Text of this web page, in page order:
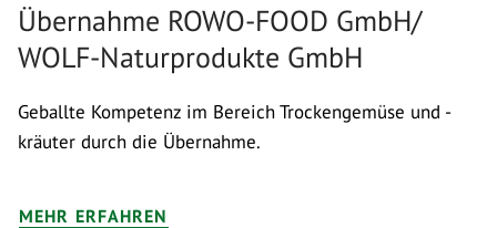
Übernahme ROWO-FOOD GmbH/
WOLF-Naturprodukte GmbH
Geballte Kompetenz im Bereich Trockengemüse und -
kräuter durch die Übernahme.
MEHR ERFAHREN